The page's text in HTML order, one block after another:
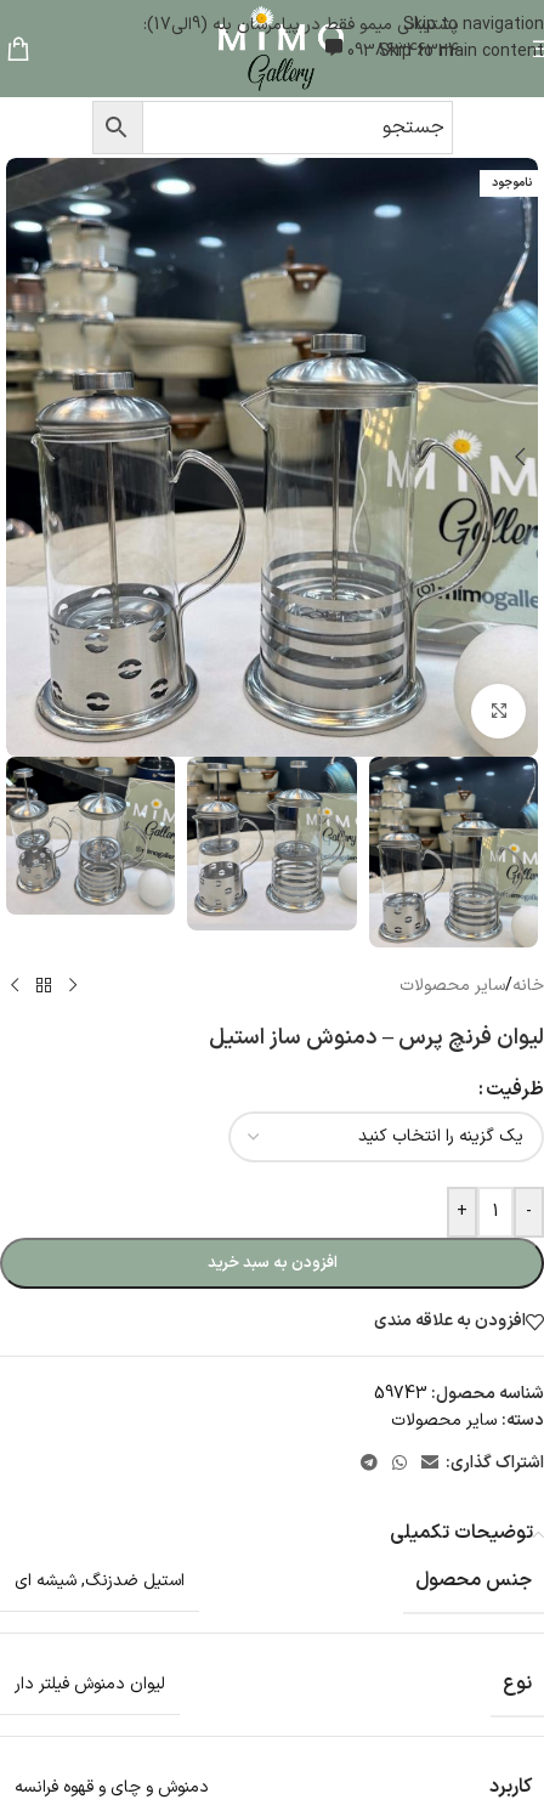
Skip to navigation
Skip to main content
پشتیبانی میمو فقط در پیامرسان بله (9الی17):
09386346324
ناموجود
بزرگنمایی تصویر
خانه/سایر محصولات
لیوان فرنچ پرس – دمنوش ساز استیل
ظرفیت
-
+
افزودن به سبد خرید
افزودن به علاقه مندی
شناسه محصول: 59743
دسته: سایر محصولات
اشتراک گذاری:
توضیحات تکمیلی
جنس محصول
استیل ضدزنگ,شیشه ای
نوع لیوان دمنوش فیلتر دار
کاربرد دمنوش و چای و قهوه فرانسه